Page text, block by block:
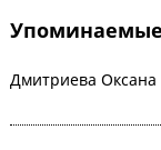
Дмитриева Оксана